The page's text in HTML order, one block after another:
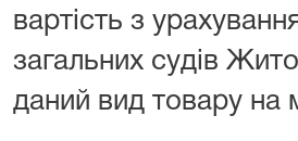
вартість з
загальних судів
даний вид товару на